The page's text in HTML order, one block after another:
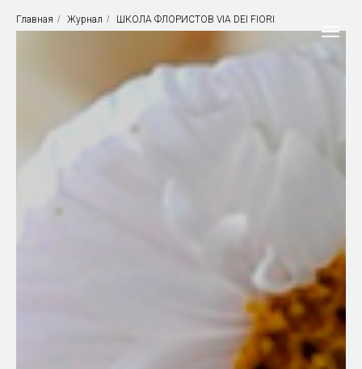
Главная / Журнал / ШКОЛА ФЛОРИСТОВ VIA DEI FIORI